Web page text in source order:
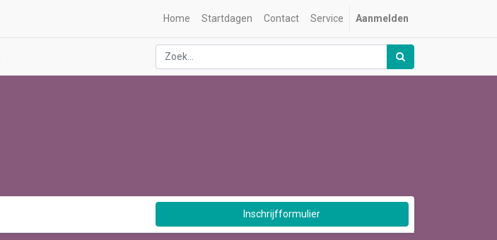
Home Startdagen Contact Service Aanmelden
Inschrijfformulier